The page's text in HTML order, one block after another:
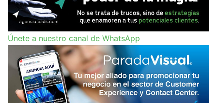
Únete a nuestro canal de WhatsApp